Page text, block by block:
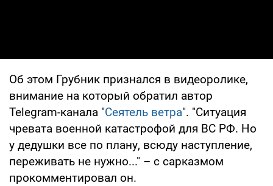
Об этом Грубник признался в видеоролике,
внимание на который обратил автор
Telegram-канала "Сеятель ветра". "Ситуация
чревата военной катастрофой для ВС РФ. Но
у дедушки все по плану, всюду наступление,
переживать не нужно..." – с сарказмом
прокомментировал он.